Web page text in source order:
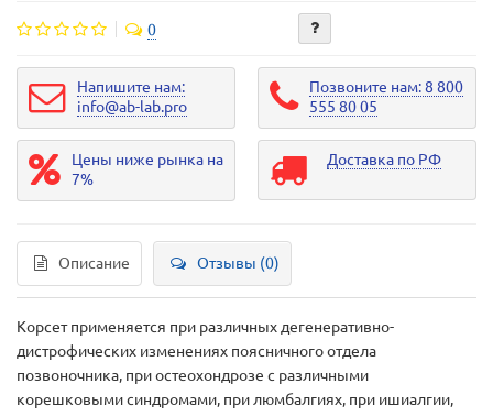
0
Напишите нам:
info@ab-lab.pro
Позвоните нам: 8 800
555 80 05
Цены ниже рынка на
7%
Доставка по РФ
Описание Отзывы (0)
Корсет применяется при различных дегенеративно-
дистрофических изменениях поясничного отдела
позвоночника, при остеохондрозе с различными
корешковыми синдромами, при люмбалгиях, при ишиалгии,